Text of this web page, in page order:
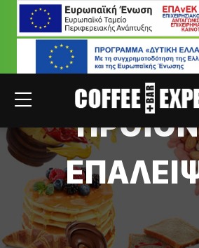
ΣΥΝΕΡΓΑΤΕΣ